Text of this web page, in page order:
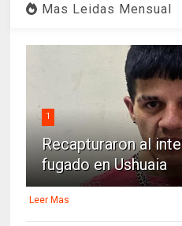
Mas Leidas Mensual
1
Recapturaron al
fugado en Ushuaia
Leer Mas